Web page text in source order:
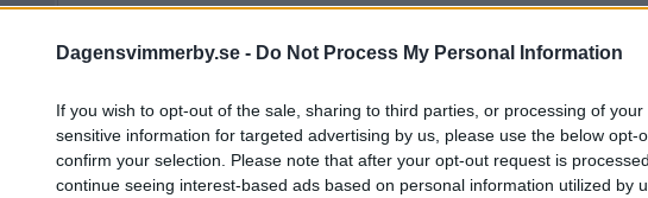
Dagensvimmerby.se - Do Not Process My Personal Information
If you wish to opt-out of the sale, sharing to third parties, or processing of
sensitive information for targeted advertising by us, please use the below opt-
confirm your selection. Please note that after your opt-out request is
continue seeing interest-based ads based on personal information utilized by